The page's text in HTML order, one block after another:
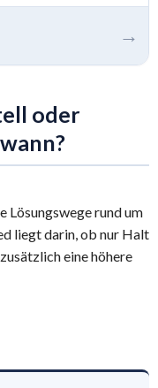
→
oder
Lösungswege rund um
liegt darin, ob nur Halt
eine höhere